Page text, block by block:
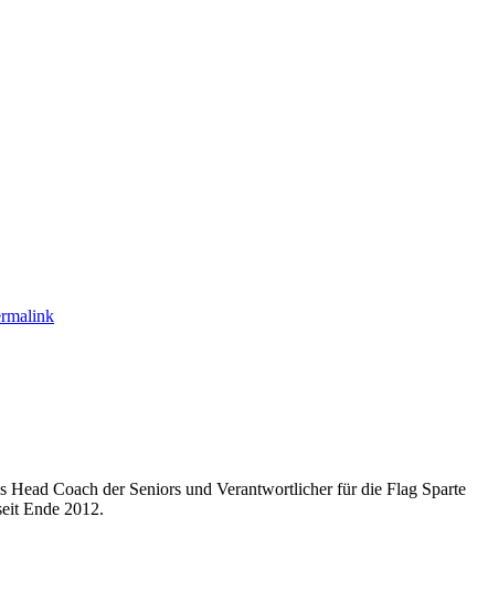
Coach der Seniors und Verantwortlicher für die Flag Sparte
Ende 2012.